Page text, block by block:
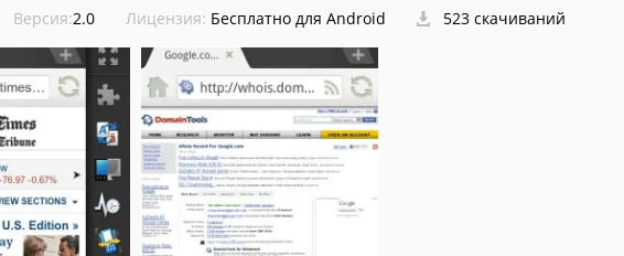
Версия:2.0 Лицензия: Бесплатно для Android 523 скачиваний